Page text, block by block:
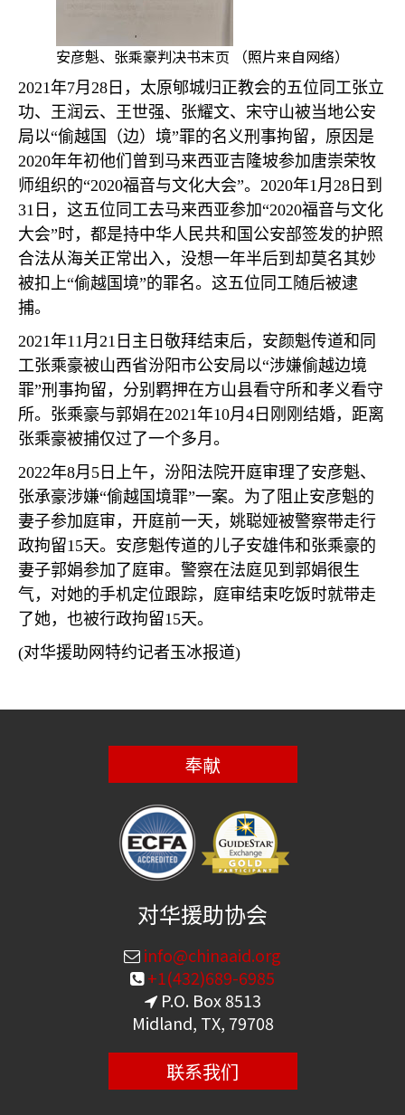
安彦魁、张乘豪判决书末页 （照片来自网络）
2021年7月 28 日，太原郇城归正教会的五位同工张立
功、王润云、王世强、张耀文、宋守山被当地公安
局以“偷越国（边）境”罪的名义刑事拘留，原因是
2020年年初他们曾到马来西亚吉隆坡参加唐崇荣牧
师组织的“2020福音与文化大会”。 2020年1月 28 日到
31 日，这五位同工去马来西亚参加“2020福音与文化
大会”时，都是持中华人民共和国公安部签发的护照
合法从海关正常出入，没想一年半后到却莫名其妙
被扣上“偷越国境”的罪名。这五位同工随后被逮
捕。
2021年11月 21 日主日敬拜结束后，安颜魁传道和同
工张乘豪被山西省汾阳市公安局以“涉嫌偷越边境
罪”刑事拘留，分别羁押在方山县看守所和孝义看守
所。张乘豪与郭娟在2021年10月 4 日刚刚结婚，距离
张乘豪被捕仅过了一个多月。
2022年8月 5 日上午，汾阳法院开庭审理了安彦魁、
张承豪涉嫌“偷越国境罪”一案。为了阻止安彦魁的
妻子参加庭审，开庭前一天，姚聪娅被警察带走行
政拘留15天。安彦魁传道的儿子安雄伟和张乘豪的
妻子郭娟参加了庭审。警察在法庭见到郭娟很生
气，对她的手机定位跟踪，庭审结束吃饭时就带走
了她，也被行政拘留15天。
(对华援助网特约记者玉冰报道)
奉献
对华援助协会
info@chinaaid.org
+1(432)689-6985
P.O. Box 8513
Midland, TX, 79708
联系我们